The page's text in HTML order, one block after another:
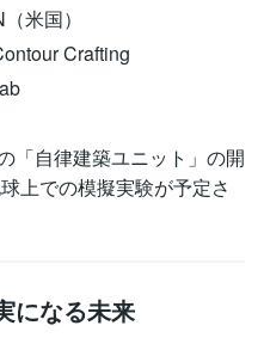
米国）
Crafting
「自律建築ユニット」の開
上での模擬実験が予定さ
になる未来